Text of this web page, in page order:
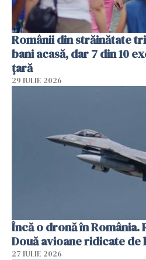
Românii din străinătate
bani acasă, dar 7 din 10
țară
29 IULIE 2026
Încă o dronă în România.
Două avioane ridicate de
27 IULIE 2026